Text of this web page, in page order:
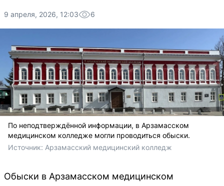
9 апреля, 2026, 12:03 6
По неподтверждённой информации, в Арзамасском
медицинском колледже могли проводиться обыски.
Источник: Арзамасский медицинский колледж
Обыски в Арзамасском медицинском